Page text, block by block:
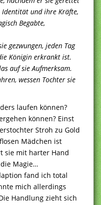
und ihre Kräfte,
Begabte,
gezwungen, jeden Tag
Königin erkrankt ist.
auf sie Aufmerksam.
wessen Tochter sie
laufen können?
können? Einst
Stroh zu Gold
Mädchen ist
sie mit harter Hand
Magie…
fand ich total
mich allerdings
Handlung zieht sich